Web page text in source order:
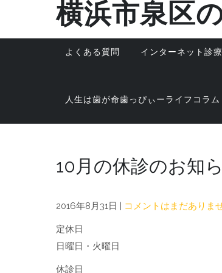
content
横浜市泉区
よくある質問 インターネット診
人生は歯が命歯っぴぃーライフコラム
10月の休診のお知
2016年8月31日 | コメントはまだありま
定休日
日曜日・火曜日
休診日